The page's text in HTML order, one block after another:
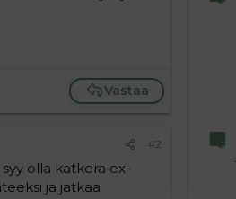
Vastaa
#2
olla katkera ex-
ja jatkaa